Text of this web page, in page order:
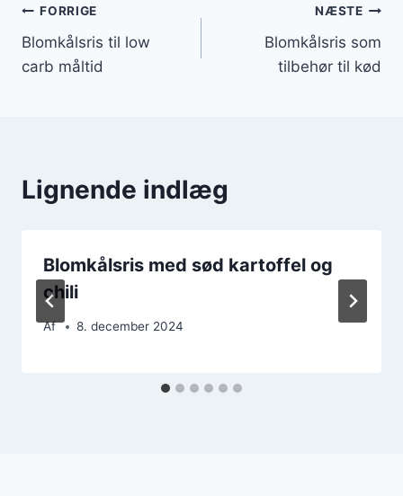
Indlægsnavigation
FORRIGE
Blomkålsris til low
carb måltid
NÆSTE
Blomkålsris som
tilbehør til kød
Lignende indlæg
Blomkålsris med sød kartoffel og
chili
Af 8. december 2024